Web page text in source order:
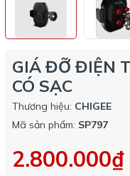
GIÁ ĐỠ ĐIỆN
CÓ SẠC
Thương hiệu: CHIGEE
Mã sản phẩm: SP797
2.800.000₫